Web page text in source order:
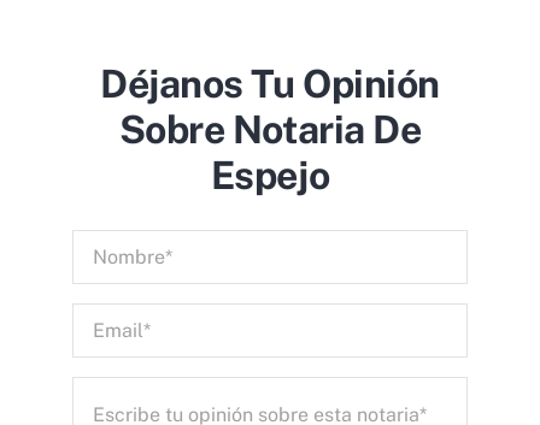
Déjanos Tu Opinión
Sobre Notaria De
Espejo